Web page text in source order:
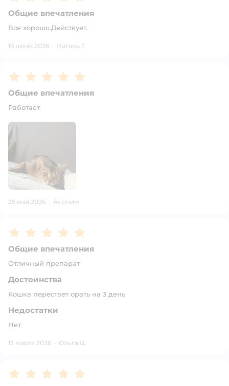
Общие впечатления
Все хорошо.Действует.
16 июня 2026 · Наталь Г.
Рейтинг:5
Общие впечатления
Работает
25 мая 2026 · Аноним
Рейтинг:5
Общие впечатления
Отличный препарат
Достоинства
Кошка перестает орать на 3 день
Недостатки
Нет
13 марта 2026 · Ольга Ц.
Рейтинг:5